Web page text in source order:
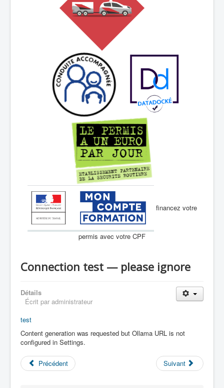
financez votre
permis avec votre CPF
Connection test — please ignore
Détails
Écrit par administrateur
test
Content generation was requested but Ollama URL is not
configured in Settings.
Précédent Suivant